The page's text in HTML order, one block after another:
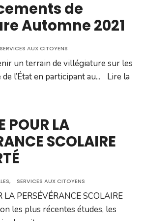
de
Automne 2021
SERVICES AUX CITOYENS
un terrain de villégiature sur les
l’État en participant au...
Lire la
POUR LA
SCOLAIRE
, SERVICES AUX CITOYENS
LA PERSÉVÉRANCE SCOLAIRE
les plus récentes études, les